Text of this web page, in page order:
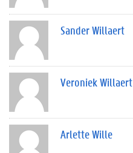
Sander Willaert
Veroniek Willaert
Arlette Wille